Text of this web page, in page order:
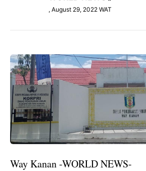
, August 29, 2022 WAT
Way Kanan -WORLD NEWS-